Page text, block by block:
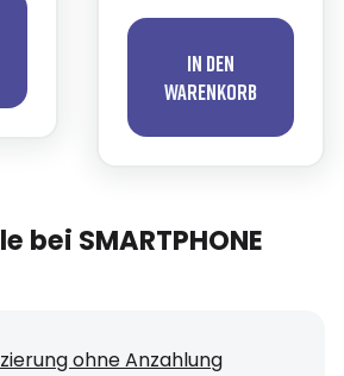
In den
Warenkorb
bei SMARTPHONE
ohne Anzahlung